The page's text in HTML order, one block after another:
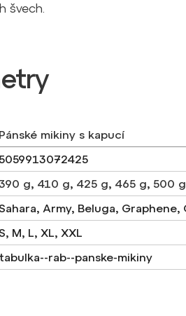
švech.
Pánské mikiny s kapucí
5059913072425
g, 410 g, 425 g, 465 g, 500 g
Army, Beluga, Graphene,
M, L, XL, XXL
tabulka--rab--panske-mikiny